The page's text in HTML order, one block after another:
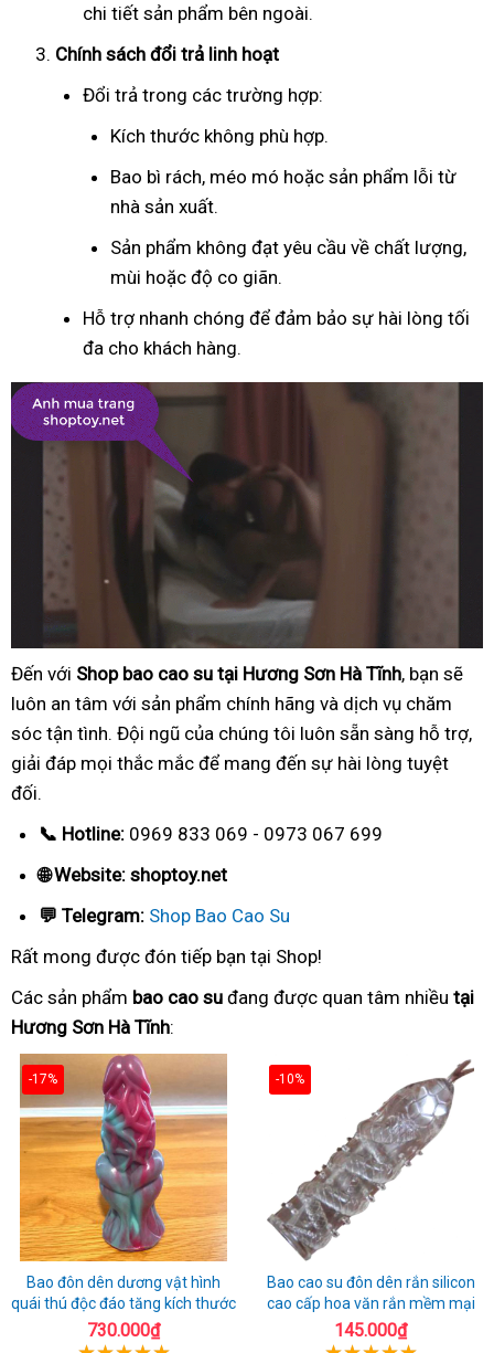
chi tiết sản phẩm bên ngoài.
Chính sách đổi trả linh hoạt
Đổi trả trong các trường hợp:
Kích thước không phù hợp.
Bao bì rách, méo mó hoặc sản phẩm lỗi từ
nhà sản xuất.
Sản phẩm không đạt yêu cầu về chất lượng,
mùi hoặc độ co giãn.
Hỗ trợ nhanh chóng để đảm bảo sự hài lòng tối
đa cho khách hàng.
Đến với Shop bao cao su tại Hương Sơn Hà Tĩnh, bạn sẽ
luôn an tâm với sản phẩm chính hãng và dịch vụ chăm
sóc tận tình. Đội ngũ của chúng tôi luôn sẵn sàng hỗ trợ,
giải đáp mọi thắc mắc để mang đến sự hài lòng tuyệt
đối.
📞 Hotline: 0969 833 069 - 0973 067 699
🌐 Website: shoptoy.net
💬 Telegram: Shop Bao Cao Su
Rất mong được đón tiếp bạn tại Shop!
Các sản phẩm bao cao su đang được quan tâm nhiều tại
Hương Sơn Hà Tĩnh:
-17%
Bao đôn dên dương vật hình
quái thú độc đáo tăng kích thước
730.000₫
-10%
Bao cao su đôn dên rắn silicon
cao cấp hoa văn rắn mềm mại
145.000₫